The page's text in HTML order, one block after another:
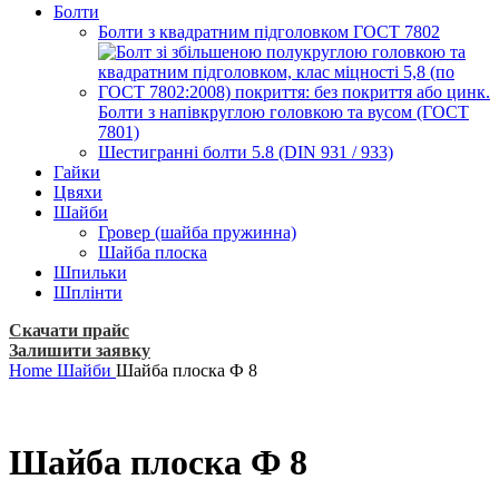
Болти
Болти з квадратним підголовком ГОСТ 7802
Болти з напівкруглою головкою та вусом (ГОСТ
7801)
Шестигранні болти 5.8 (DIN 931 / 933)
Гайки
Цвяхи
Шайби
Гровер (шайба пружинна)
Шайба плоска
Шпильки
Шплінти
Скачати прайс
Залишити заявку
Home Шайби Шайба плоска Ф 8
Шайба плоска Ф 8